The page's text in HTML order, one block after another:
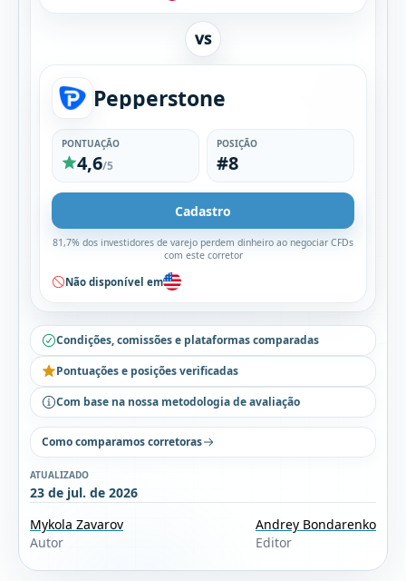
VS
Pepperstone
PONTUAÇÃO
4,6/5
POSIÇÃO
#8
Cadastro
81,7% dos investidores de varejo perdem dinheiro ao negociar CFDs
com este corretor
Não disponível em
Condições, comissões e plataformas comparadas
Pontuações e posições verificadas
Com base na nossa metodologia de avaliação
Como comparamos corretoras
ATUALIZADO
23 de jul. de 2026
Mykola Zavarov
Autor
Andrey Bondarenko
Editor